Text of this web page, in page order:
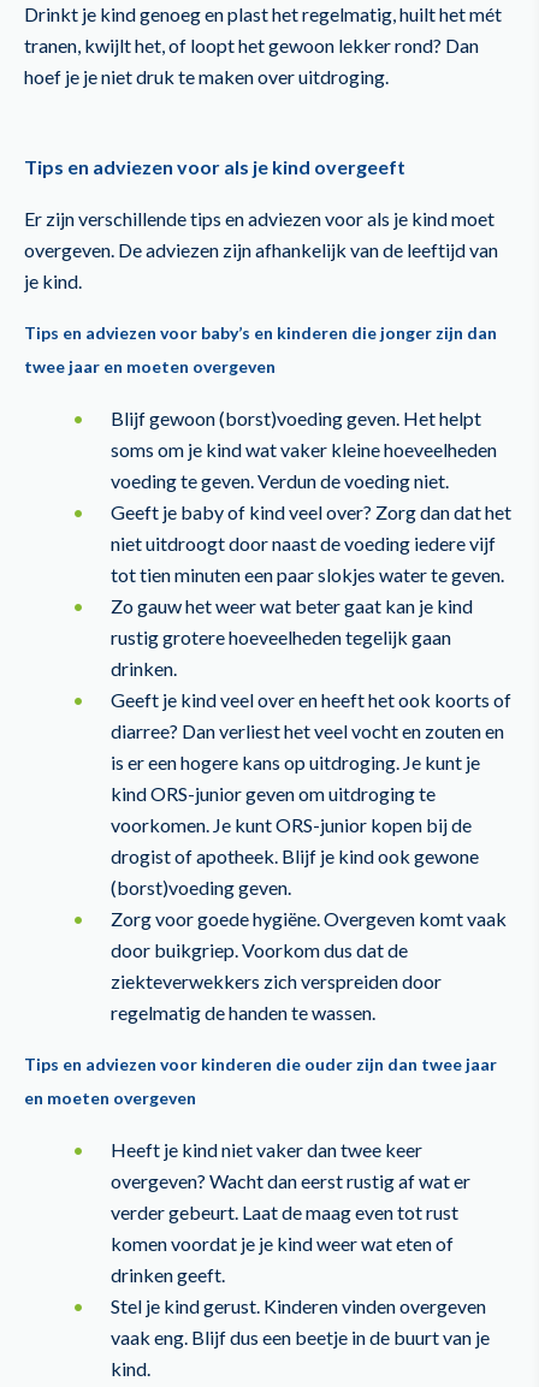
Drinkt je kind genoeg en plast het regelmatig, huilt het mét
tranen, kwijlt het, of loopt het gewoon lekker rond? Dan
hoef je je niet druk te maken over uitdroging.
Tips en adviezen voor als je kind overgeeft
Er zijn verschillende tips en adviezen voor als je kind moet
overgeven. De adviezen zijn afhankelijk van de leeftijd van
je kind.
Tips en adviezen voor baby’s en kinderen die jonger zijn dan
twee jaar en moeten overgeven
Blijf gewoon (borst)voeding geven. Het helpt
soms om je kind wat vaker kleine hoeveelheden
voeding te geven. Verdun de voeding niet.
Geeft je baby of kind veel over? Zorg dan dat het
niet uitdroogt door naast de voeding iedere vijf
tot tien minuten een paar slokjes water te geven.
Zo gauw het weer wat beter gaat kan je kind
rustig grotere hoeveelheden tegelijk gaan
drinken.
Geeft je kind veel over en heeft het ook koorts of
diarree? Dan verliest het veel vocht en zouten en
is er een hogere kans op uitdroging. Je kunt je
kind ORS-junior geven om uitdroging te
voorkomen. Je kunt ORS-junior kopen bij de
drogist of apotheek. Blijf je kind ook gewone
(borst)voeding geven.
Zorg voor goede hygiëne. Overgeven komt vaak
door buikgriep. Voorkom dus dat de
ziekteverwekkers zich verspreiden door
regelmatig de handen te wassen.
Tips en adviezen voor kinderen die ouder zijn dan twee jaar
en moeten overgeven
Heeft je kind niet vaker dan twee keer
overgeven? Wacht dan eerst rustig af wat er
verder gebeurt. Laat de maag even tot rust
komen voordat je je kind weer wat eten of
drinken geeft.
Stel je kind gerust. Kinderen vinden overgeven
vaak eng. Blijf dus een beetje in de buurt van je
kind.